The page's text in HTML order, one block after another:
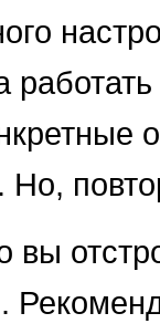
Но,
вы